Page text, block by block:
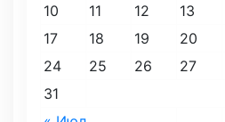
10
11 12 13
17
18 19 20
24
25 26 27
31